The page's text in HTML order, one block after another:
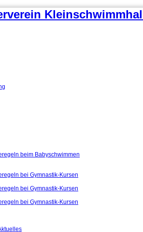
beim Babyschwimmen
bei Gymnastik-Kursen
bei Gymnastik-Kursen
bei Gymnastik-Kursen